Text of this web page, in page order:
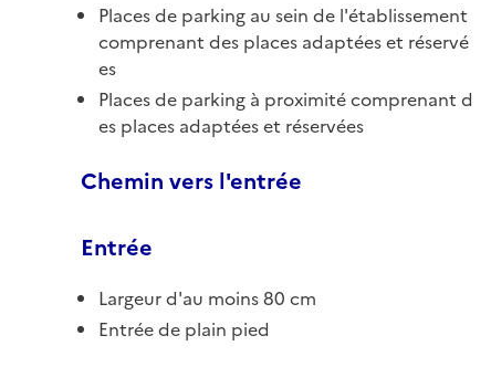
Places de parking au sein de l'établissement
comprenant des places adaptées et réservé
es
Places de parking à proximité comprenant d
es places adaptées et réservées
Chemin vers l'entrée
Entrée
Largeur d'au moins 80 cm
Entrée de plain pied